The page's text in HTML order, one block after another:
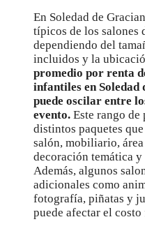
En Soledad de
típicos de los salones
dependiendo del
incluidos y la
promedio por renta
infantiles en Soledad
puede oscilar entre
evento. Este rango
distintos paquetes
salón, mobiliario,
decoración temática
Además, algunos
adicionales como
fotografía, piñatas y
puede afectar el